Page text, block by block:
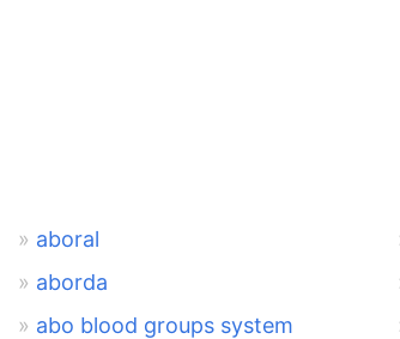
aboral
aborda
abo blood groups system